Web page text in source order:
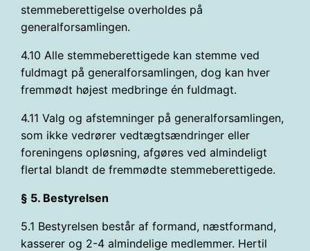
stemmeberettigelse overholdes på
generalforsamlingen.
4.10 Alle stemmeberettigede kan stemme ved
fuldmagt på generalforsamlingen, dog kan hver
fremmødt højest medbringe én fuldmagt.
4.11 Valg og afstemninger på generalforsamlingen,
som ikke vedrører vedtægtsændringer eller
foreningens opløsning, afgøres ved almindeligt
flertal blandt de fremmødte stemmeberettigede.
§ 5. Bestyrelsen
5.1 Bestyrelsen består af formand, næstformand,
kasserer og 2-4 almindelige medlemmer. Hertil